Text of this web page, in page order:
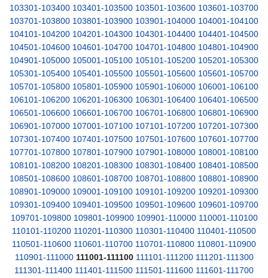
103301-103400 103401-103500 103501-103600 103601-103700
103701-103800 103801-103900 103901-104000 104001-104100
104101-104200 104201-104300 104301-104400 104401-104500
104501-104600 104601-104700 104701-104800 104801-104900
104901-105000 105001-105100 105101-105200 105201-105300
105301-105400 105401-105500 105501-105600 105601-105700
105701-105800 105801-105900 105901-106000 106001-106100
106101-106200 106201-106300 106301-106400 106401-106500
106501-106600 106601-106700 106701-106800 106801-106900
106901-107000 107001-107100 107101-107200 107201-107300
107301-107400 107401-107500 107501-107600 107601-107700
107701-107800 107801-107900 107901-108000 108001-108100
108101-108200 108201-108300 108301-108400 108401-108500
108501-108600 108601-108700 108701-108800 108801-108900
108901-109000 109001-109100 109101-109200 109201-109300
109301-109400 109401-109500 109501-109600 109601-109700
109701-109800 109801-109900 109901-110000 110001-110100
110101-110200 110201-110300 110301-110400 110401-110500
110501-110600 110601-110700 110701-110800 110801-110900
110901-111000 111001-111100 111101-111200 111201-111300
111301-111400 111401-111500 111501-111600 111601-111700